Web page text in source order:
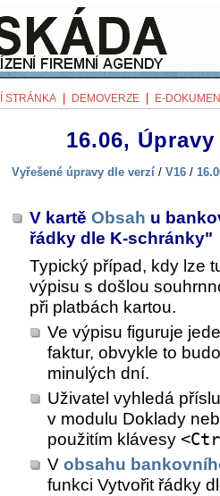
STRÁNKA DEMOVERZE E-
16.06,
Vyřešené úpravy dle verzí / V16 /
V kartě Obsah u
řádky dle K-schránky"
Typický případ, kdy lze
výpisu s došlou
při platbách kartou.
Ve výpisu figuruje
faktur, obvykle to
minulých dní.
Uživatel vyhledá
v modulu Doklady
použitím klávesy
V obsahu
funkci Vytvořit řádky